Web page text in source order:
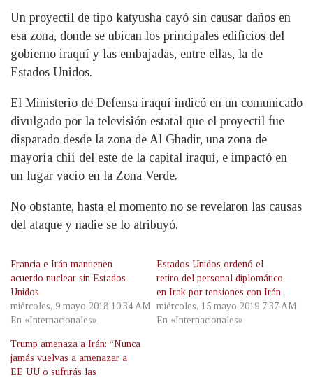
Un proyectil de tipo katyusha cayó sin causar daños en
esa zona, donde se ubican los principales edificios del
gobierno iraquí y las embajadas, entre ellas, la de
Estados Unidos.
El Ministerio de Defensa iraquí indicó en un comunicado
divulgado por la televisión estatal que el proyectil fue
disparado desde la zona de Al Ghadir, una zona de
mayoría chií del este de la capital iraquí, e impactó en
un lugar vacío en la Zona Verde.
No obstante, hasta el momento no se revelaron las causas
del ataque y nadie se lo atribuyó.
Francia e Irán mantienen
acuerdo nuclear sin Estados
Unidos
miércoles, 9 mayo 2018 10:34 AM
En «Internacionales»
Estados Unidos ordenó el
retiro del personal diplomático
en Irak por tensiones con Irán
miércoles, 15 mayo 2019 7:37 AM
En «Internacionales»
Trump amenaza a Irán: “Nunca
jamás vuelvas a amenazar a
EE UU o sufrirás las